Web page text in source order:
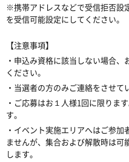
※携帯アドレスなどで受信拒否設
を受信可能設定にしてください。
【注意事項】
・申込み資格に該当しない場合
ください。
・当選者の方のみご連絡をさせて
・ご応募はお１人様1回に限りま
す。
・イベント実施エリアへはご参
ませんが、集合および解散時は
します。